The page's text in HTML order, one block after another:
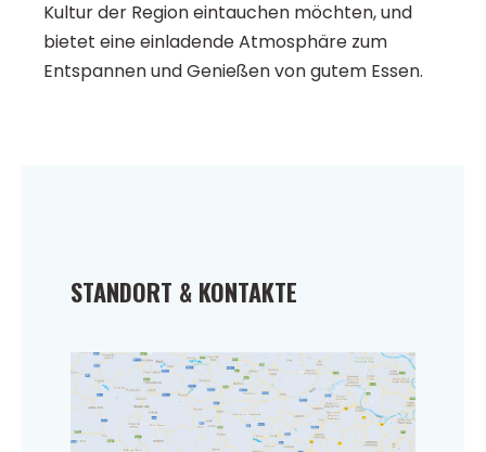
Kultur der Region eintauchen möchten, und
bietet eine einladende Atmosphäre zum
Entspannen und Genießen von gutem Essen.
STANDORT & KONTAKTE